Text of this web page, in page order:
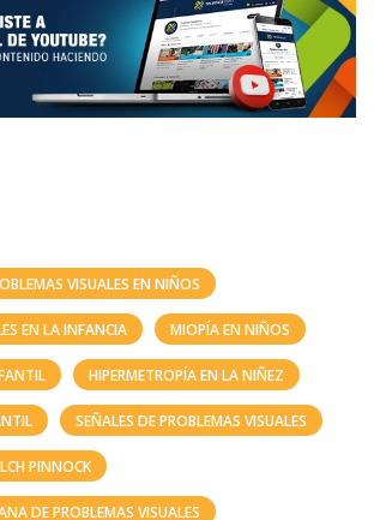
VISUALES EN NIÑOS
EN LA INFANCIA MIOPÍA EN NIÑOS
HIPERMETROPÍA EN LA NIÑEZ
SEÑALES DE PROBLEMAS VISUALES
PINNOCK
DE PROBLEMAS VISUALES